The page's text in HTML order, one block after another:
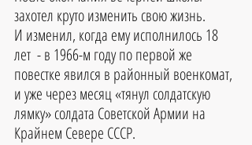
захотел круто изменить свою жизнь.
И изменил, когда ему исполнилось 18
лет  - в 1966-м году по первой же
повестке явился в районный военкомат,
и уже через месяц «тянул солдатскую
лямку» солдата Советской Армии на
Крайнем Севере СССР.